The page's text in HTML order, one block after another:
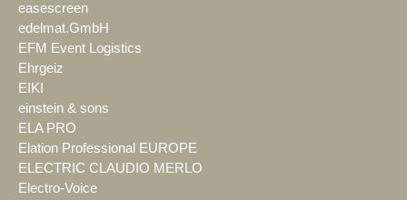
easescreen
edelmat.GmbH
EFM Event Logistics
Ehrgeiz
EIKI
einstein & sons
ELA PRO
Elation Professional EUROPE
ELECTRIC CLAUDIO MERLO
Electro-Voice